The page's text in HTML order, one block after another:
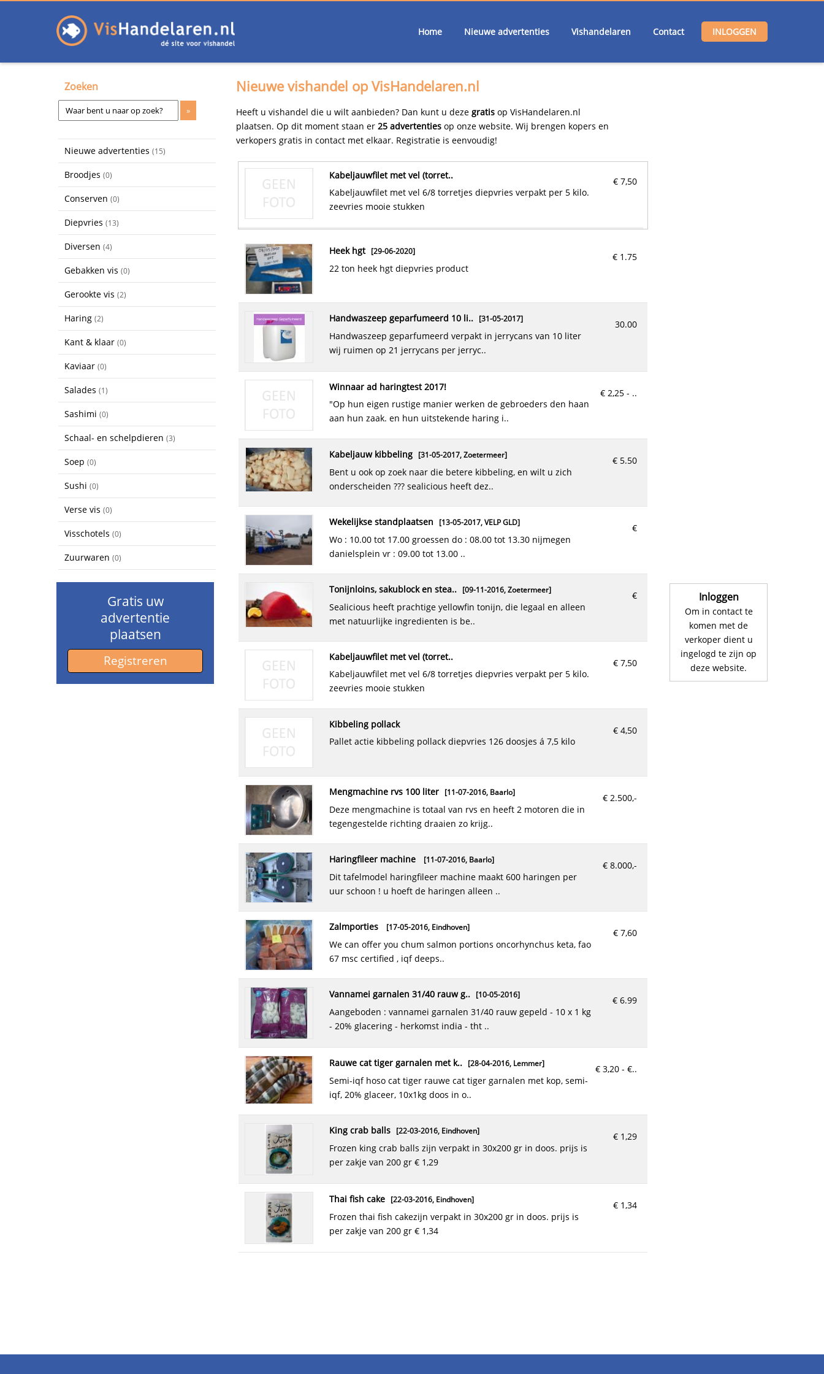
Home Nieuwe advertenties Vishandelaren Contact INLOGGEN
Zoeken
Nieuwe advertenties (15)
Broodjes (0)
Conserven (0)
Diepvries (13)
Diversen (4)
Gebakken vis (0)
Gerookte vis (2)
Haring (2)
Kant & klaar (0)
Kaviaar (0)
Salades (1)
Sashimi (0)
Schaal- en schelpdieren (3)
Soep (0)
Sushi (0)
Verse vis (0)
Visschotels (0)
Zuurwaren (0)
Gratis uw
advertentie
plaatsen
Registreren
Nieuwe vishandel op VisHandelaren.nl
Heeft u vishandel die u wilt aanbieden? Dan kunt u deze gratis op VisHandelaren.nl
plaatsen. Op dit moment staan er 25 advertenties op onze website. Wij brengen kopers en
verkopers gratis in contact met elkaar. Registratie is eenvoudig!
zeevries mooie stukken
frozen trouts (oncorhynchus mykiss), farmed in denmark
produced nov/dec 2015. head on iqf colour 1..
mengmachine rvs 100 liter[11-07-2016,Baarlo]
deze mengmachine is totaal van rvs en heeft 2 motoren die in
tegengestelde richting draaien zo krijg..
€ 1,34
frozen thai fish cakezijn verpakt in 30x200 gr in doos. prijs is
per zakje van 200 gr € 1,34
€ 25,95
produceerwijze teelt herkomst nederland verpakking 500 gr
opslagwijze diepvries totale hoeveelhe..
€ 1,29
frozen king crab balls zijn verpakt in 30x200 gr in doos. prijs is
€ 7,75
black tiger, hlso, 16/20 penaeus monodon origine: bangladesh
€ 6.99
aangeboden : vannamei garnalen 31/40 rauw gepeld - 10 x 1 kg
€ 5.50
bent u ook op zoek naar die betere kibbeling, en wilt u zich
€ 1,34
frozen cuttles fish ball zijn verpakt in 30x200 gr in doos. prijs is
per zakje van 200 gr € 1,34
€ 7,50
kabeljauwfilet met vel 6/8 torretjes diepvries verpakt per 5 kilo.
zeevries mooie stukken
€ 1.75
heek hgt[29-06-2020]
22 ton heek hgt diepvries product
30.00
handwaszeep geparfumeerd 10 li.. [31-05-2017]
handwaszeep geparfumeerd verpakt in jerrycans van 10 liter
wij ruimen op 21 jerrycans per jerryc..
€ 2,25 - ..
winnaar ad haringtest 2017!
"op hun eigen rustige manier werken de gebroeders den haan
aan hun zaak. en hun uitstekende haring i..
€ 5.50
kabeljauw kibbeling [31-05-2017, Zoetermeer]
bent u ook op zoek naar die betere kibbeling, en wilt u zich
onderscheiden ??? sealicious heeft dez..
€
wekelijkse standplaatsen [13-05-2017, VELP GLD]
wo : 10.00 tot 17.00 groessen do : 08.00 tot 13.30 nijmegen
danielsplein vr : 09.00 tot 13.00 ..
€
tonijnloins, sakublock en stea.. [09-11-2016, Zoetermeer]
sealicious heeft prachtige yellowfin tonijn, die legaal en alleen
met natuurlijke ingredienten is be..
€ 7,50
kabeljauwfilet met vel (torret..
kabeljauwfilet met vel 6/8 torretjes diepvries verpakt per 5 kilo.
zeevries mooie stukken
€ 4,50
kibbeling pollack
pallet actie kibbeling pollack diepvries 126 doosjes á 7,5 kilo
€ 2.500,-
mengmachine rvs 100 liter [11-07-2016, Baarlo]
deze mengmachine is totaal van rvs en heeft 2 motoren die in
tegengestelde richting draaien zo krijg..
€ 8.000,-
haringfileer machine [11-07-2016, Baarlo]
dit tafelmodel haringfileer machine maakt 600 haringen per
uur schoon ! u hoeft de haringen alleen ..
€ 7,60
zalmporties [17-05-2016, Eindhoven]
we can offer you chum salmon portions oncorhynchus keta, fao
67 msc certified , iqf deeps..
€ 6.99
vannamei garnalen 31/40 rauw g.. [10-05-2016]
aangeboden : vannamei garnalen 31/40 rauw gepeld - 10 x 1 kg
- 20% glacering - herkomst india - tht ..
€ 3,20 - €..
rauwe cat tiger garnalen met k.. [28-04-2016, Lemmer]
semi-iqf hoso cat tiger rauwe cat tiger garnalen met kop, semi-
iqf, 20% glaceer, 10x1kg doos in o..
€ 1,29
king crab balls [22-03-2016, Eindhoven]
frozen king crab balls zijn verpakt in 30x200 gr in doos. prijs is
per zakje van 200 gr € 1,29
€ 1,34
thai fish cake [22-03-2016, Eindhoven]
frozen thai fish cakezijn verpakt in 30x200 gr in doos. prijs is
per zakje van 200 gr € 1,34
Inloggen
Om in contact te
komen met de
verkoper dient u
ingelogd te zijn op
deze website.